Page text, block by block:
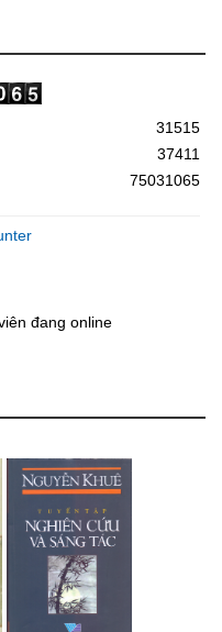
31515
37411
75031065
đang online